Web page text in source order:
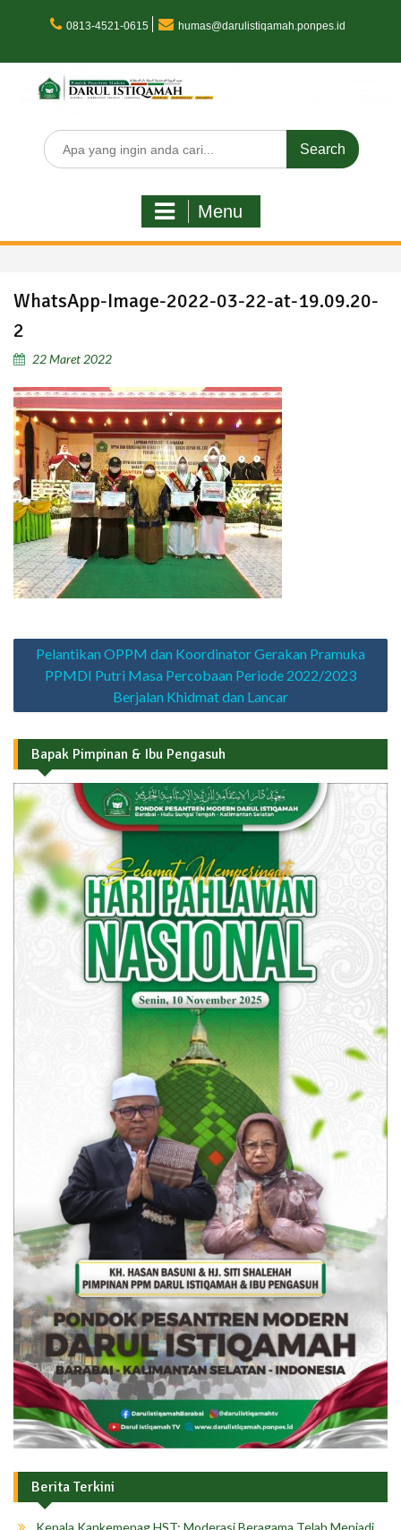
0813-4521-0615 humas@darulistiqamah.ponpes.id
Search
for:
Menu
WhatsApp-Image-2022-03-22-at-19.09.20-
2
22 Maret 2022
Navigasi
Pelantikan OPPM dan Koordinator Gerakan Pramuka
PPMDI Putri Masa Percobaan Periode 2022/2023
Berjalan Khidmat dan Lancar
Bapak Pimpinan & Ibu Pengasuh
Berita Terkini
Kepala Kankemenag HST: Moderasi Beragama Telah Menjadi